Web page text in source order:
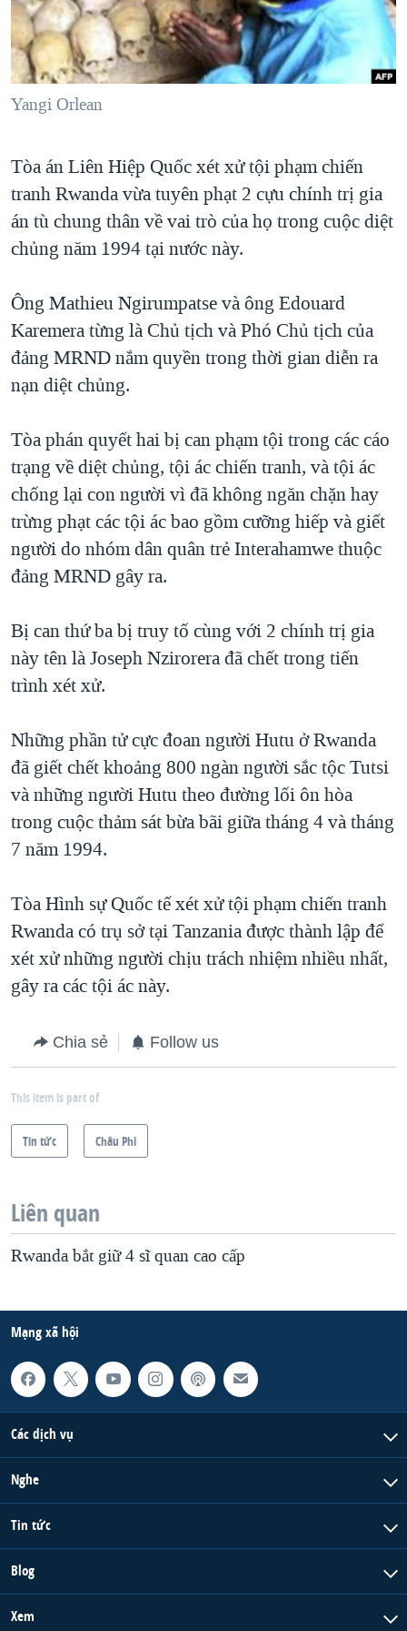
"Tìm"NGƯỜI VIỆT HẢI NGOẠI
ĐỜI SỐNG
KINH TẾ
KHOA HỌC
THỂ THAO
GIÁO DỤC
TẠI
HÀNH TRÌNH BẦU CỬ 2024
MỘT NĂM CHIẾN TRANH TẠI DẢI GAZA
GIẢI MÃ VÀNH ĐAI & CON ĐƯỜNG
TRỊNH VĨNH BÌNH - NGƯỜI HẠ 'BÊN THẮNG CUỘC'
GROUND ZERO – XƯA VÀ NAY
CHI PHÍ CHIẾN TRANH AFGHANISTAN
THƯỢNG ĐỈNH TRUMP-KIM TẠI VIỆT NAM
TRỊNH VĨNH BÌNH VS. CHÍNH PHỦ VIỆT NAM
NGƯ DÂN VIỆT VÀ LÀN SÓNG TRỘM HẢI SÂM
BÊN KIA QUỐC LỘ: TIẾNG VỌNG TỪ NÔNG THÔN MỸ
QUAN HỆ VIỆT MỸ
VIDEO
NGHE
MẠNG XÃ HỘI
Ngôn ngữ khác
Yangi Orlean
Tòa án Liên Hiệp Quốc xét xử tội phạm chiến
tranh Rwanda vừa tuyên phạt 2 cựu chính trị gia
án tù chung thân về vai trò của họ trong cuộc diệt
chủng năm 1994 tại nước này.
Ông Mathieu Ngirumpatse và ông Edouard
Karemera từng là Chủ tịch và Phó Chủ tịch của
đảng MRND nắm quyền trong thời gian diễn ra
nạn diệt chủng.
Tòa phán quyết hai bị can phạm tội trong các cáo
trạng về diệt chủng, tội ác chiến tranh, và tội ác
chống lại con người vì đã không ngăn chặn hay
trừng phạt các tội ác bao gồm cưỡng hiếp và giết
người do nhóm dân quân trẻ Interahamwe thuộc
đảng MRND gây ra.
Bị can thứ ba bị truy tố cùng với 2 chính trị gia
này tên là Joseph Nzirorera đã chết trong tiến
trình xét xử.
Những phần tử cực đoan người Hutu ở Rwanda
đã giết chết khoảng 800 ngàn người sắc tộc Tutsi
và những người Hutu theo đường lối ôn hòa
trong cuộc thảm sát bừa bãi giữa tháng 4 và tháng
7 năm 1994.
Tòa Hình sự Quốc tế xét xử tội phạm chiến tranh
Rwanda có trụ sở tại Tanzania được thành lập để
xét xử những người chịu trách nhiệm nhiều nhất,
gây ra các tội ác này.
Chia sẻ Follow us
This item is part of
Tin tức Châu Phi
Liên quan
Rwanda bắt giữ 4 sĩ quan cao cấp
Mạng xã hội
Các dịch vụ
Nghe
Tin tức
Blog
Xem